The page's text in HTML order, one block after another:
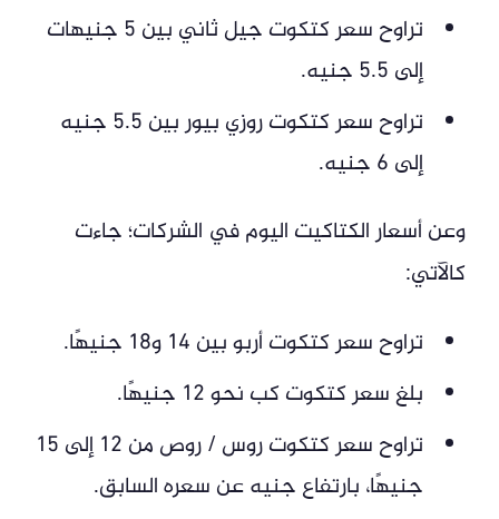
تراوح سعر كتكوت جيل ثاني بين 5 جنيهات
إلى 5.5 جنيه.
تراوح سعر كتكوت روزي بيور بين 5.5 جنيه
إلى 6 جنيه.
وعن أسعار الكتاكيت اليوم في الشركات؛ جاءت
كالآتي:
تراوح سعر كتكوت أربو بين 14 و18 جنيهًا.
بلغ سعر كتكوت كب نحو 12 جنيهًا.
تراوح سعر كتكوت روس / روص من 12 إلى 15
جنيهًا، بارتفاع جنيه عن سعره السابق.